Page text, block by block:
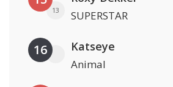
13 SUPERSTAR
16 Katseye
Animal